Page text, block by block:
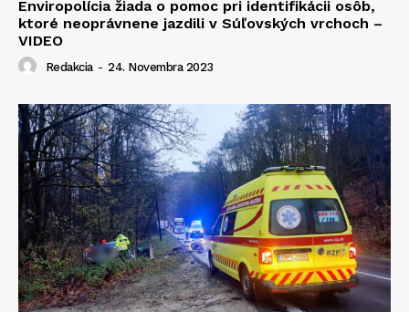
Enviropolícia žiada o pomoc pri identifikácii osôb,
ktoré neoprávnene jazdili v Súľovských vrchoch –
VIDEO
Redakcia - 24. Novembra 2023